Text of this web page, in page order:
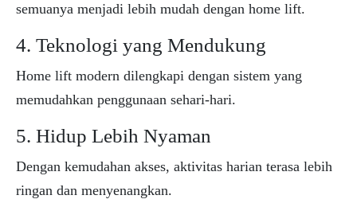
semuanya menjadi lebih mudah dengan home lift.
4. Teknologi yang Mendukung
Home lift modern dilengkapi dengan sistem yang
memudahkan penggunaan sehari-hari.
5. Hidup Lebih Nyaman
Dengan kemudahan akses, aktivitas harian terasa lebih
ringan dan menyenangkan.